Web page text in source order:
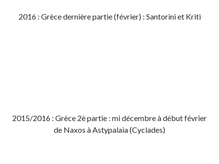
2016 : Grèce dernière partie (février) : Santorini et Kriti
2015/2016 : Grèce 2è partie : mi décembre à début février
de Naxos à Astypalaia (Cyclades)